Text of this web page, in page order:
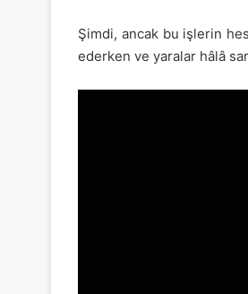
Şimdi, ancak bu işlerin
ederken ve yaralar hâlâ